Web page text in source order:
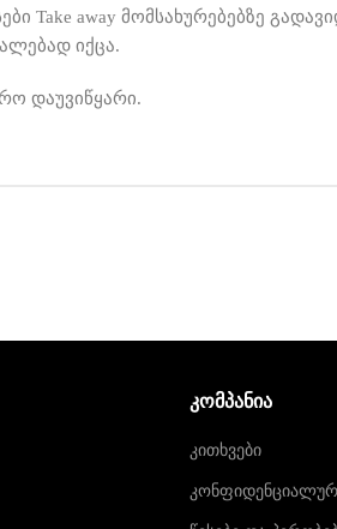
Take away მომსახურებებზე
იქცა.
დაუვიწყარი.
ᲙᲝᲛᲞᲐᲜᲘᲐ
კითხვები